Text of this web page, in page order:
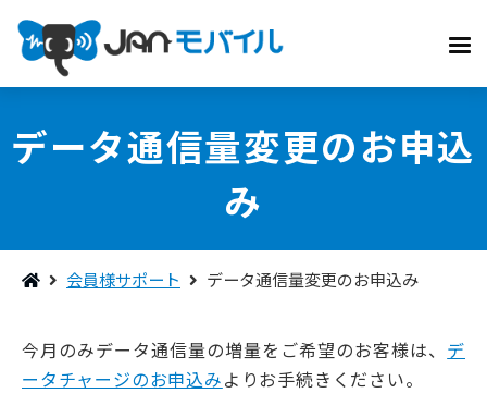
データ通信量変更のお申込
み
会員様サポート データ通信量変更のお申込み
今月のみデータ通信量の増量をご希望のお客様は、 デ
ータチャージのお申込みよりお手続きください。